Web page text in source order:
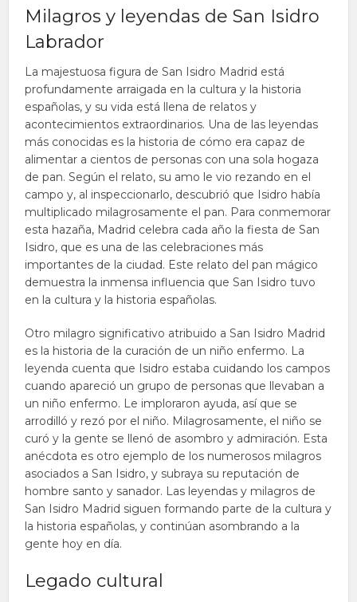
Milagros y leyendas de San Isidro
Labrador
La majestuosa figura de San Isidro Madrid está
profundamente arraigada en la cultura y la historia
españolas, y su vida está llena de relatos y
acontecimientos extraordinarios. Una de las leyendas
más conocidas es la historia de cómo era capaz de
alimentar a cientos de personas con una sola hogaza
de pan. Según el relato, su amo le vio rezando en el
campo y, al inspeccionarlo, descubrió que Isidro había
multiplicado milagrosamente el pan. Para conmemorar
esta hazaña, Madrid celebra cada año la fiesta de San
Isidro, que es una de las celebraciones más
importantes de la ciudad. Este relato del pan mágico
demuestra la inmensa influencia que San Isidro tuvo
en la cultura y la historia españolas.
Otro milagro significativo atribuido a San Isidro Madrid
es la historia de la curación de un niño enfermo. La
leyenda cuenta que Isidro estaba cuidando los campos
cuando apareció un grupo de personas que llevaban a
un niño enfermo. Le imploraron ayuda, así que se
arrodilló y rezó por el niño. Milagrosamente, el niño se
curó y la gente se llenó de asombro y admiración. Esta
anécdota es otro ejemplo de los numerosos milagros
asociados a San Isidro, y subraya su reputación de
hombre santo y sanador. Las leyendas y milagros de
San Isidro Madrid siguen formando parte de la cultura y
la historia españolas, y continúan asombrando a la
gente hoy en día.
Legado cultural